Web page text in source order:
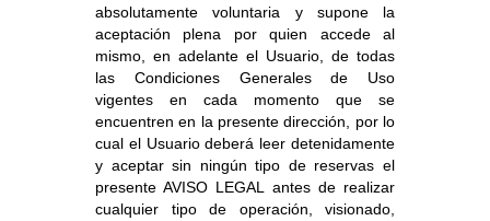
absolutamente voluntaria y supone la
aceptación plena por quien accede al
mismo, en adelante el Usuario, de todas
las Condiciones Generales de Uso
vigentes en cada momento que se
encuentren en la presente dirección, por lo
cual el Usuario deberá leer detenidamente
y aceptar sin ningún tipo de reservas el
presente AVISO LEGAL antes de realizar
cualquier tipo de operación, visionado,